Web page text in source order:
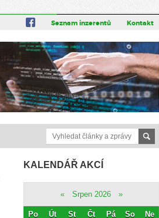
Seznam inzerentů Kontakt
KALENDÁŘ AKCÍ
« Srpen 2026 »
Po Út St Čt Pá So
Ne